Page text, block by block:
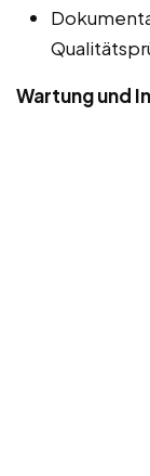
Wartung und